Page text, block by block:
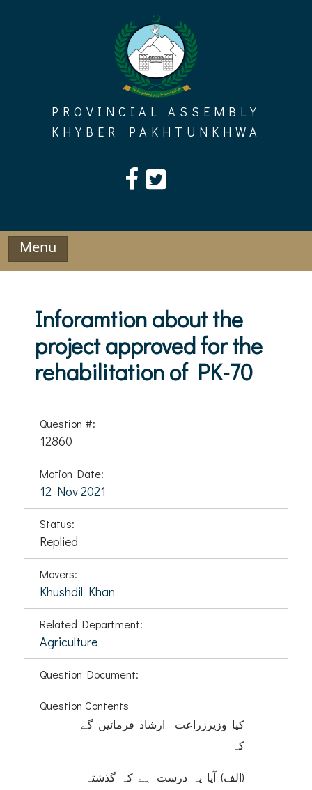
PROVINCIAL ASSEMBLY
KHYBER PAKHTUNKHWA
Menu
Inforamtion about the
project approved for the
rehabilitation of PK-70
Question #:
12860
Motion Date:
12 Nov 2021
Status:
Replied
Movers:
Khushdil Khan
Related Department:
Agriculture
Question Document:
Question Contents
کیا وزیرزراعت ارشاد فرمائیں گے
کہ
(الف) آیا یہ درست ہے کہ گذشتہ